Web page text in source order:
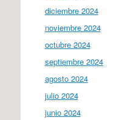
diciembre 2024
noviembre 2024
octubre 2024
septiembre 2024
agosto 2024
julio 2024
junio 2024